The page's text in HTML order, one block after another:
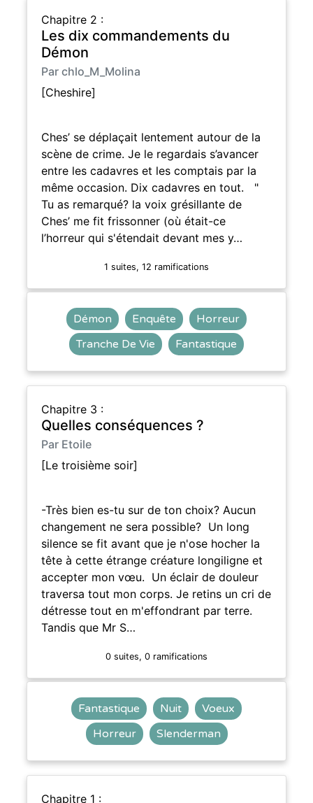
Chapitre 2 :
Les dix commandements du
Démon
Par chlo_M_Molina
[Cheshire]
Ches’ se déplaçait lentement autour de la
scène de crime. Je le regardais s’avancer
entre les cadavres et les comptais par la
même occasion. Dix cadavres en tout. "
Tu as remarqué? la voix grésillante de
Ches’ me fit frissonner (où était-ce
l’horreur qui s'étendait devant mes y…
1 suites, 12 ramifications
Démon Enquête
Horreur
Tranche De Vie
Fantastique
Chapitre 3 :
Quelles conséquences ?
Par Etoile
[Le troisième soir]
-Très bien es-tu sur de ton choix? Aucun
changement ne sera possible? Un long
silence se fit avant que je n'ose hocher la
tête à cette étrange créature longiligne et
accepter mon vœu. Un éclair de douleur
traversa tout mon corps. Je retins un cri de
détresse tout en m'effondrant par terre.
Tandis que Mr S…
0 suites, 0 ramifications
Fantastique Nuit
Voeux
Horreur
Slenderman
Chapitre 1 :